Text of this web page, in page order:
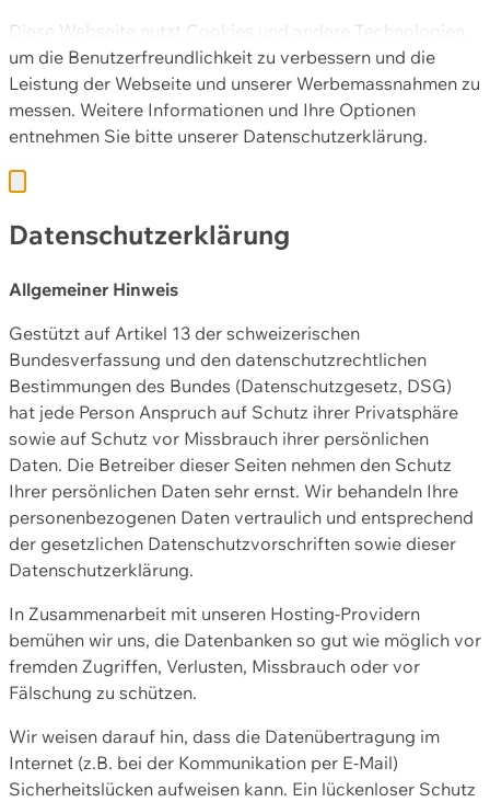
Diese Webseite nutzt Cookies und andere Technologien,
um die Benutzerfreundlichkeit zu verbessern und die
Leistung der Webseite und unserer Werbemassnahmen zu
messen. Weitere Informationen und Ihre Optionen
entnehmen Sie bitte unserer Datenschutzerklärung.
Datenschutzerklärung
Allgemeiner Hinweis
Gestützt auf Artikel 13 der schweizerischen
Bundesverfassung und den datenschutzrechtlichen
Bestimmungen des Bundes (Datenschutzgesetz, DSG)
hat jede Person Anspruch auf Schutz ihrer Privatsphäre
sowie auf Schutz vor Missbrauch ihrer persönlichen
Daten. Die Betreiber dieser Seiten nehmen den Schutz
Ihrer persönlichen Daten sehr ernst. Wir behandeln Ihre
personenbezogenen Daten vertraulich und entsprechend
der gesetzlichen Datenschutzvorschriften sowie dieser
Datenschutzerklärung.
In Zusammenarbeit mit unseren Hosting-Providern
bemühen wir uns, die Datenbanken so gut wie möglich vor
fremden Zugriffen, Verlusten, Missbrauch oder vor
Fälschung zu schützen.
Wir weisen darauf hin, dass die Datenübertragung im
Internet (z.B. bei der Kommunikation per E-Mail)
Sicherheitslücken aufweisen kann. Ein lückenloser Schutz